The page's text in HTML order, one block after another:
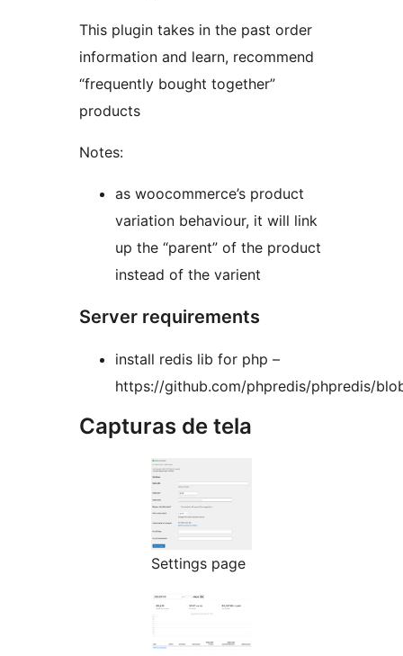
This plugin takes in the past order
information and learn, recommend
“frequently bought together”
products
Notes:
as woocommerce’s product
variation behaviour, it will link
up the “parent” of the product
instead of the varient
Server requirements
install redis lib for php –
https://github.com/phpredis/phpredis/
Capturas de tela
Settings page